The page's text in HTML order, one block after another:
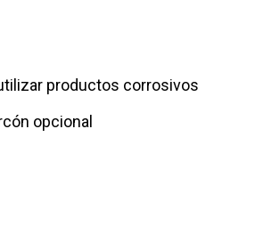
productos corrosivos
opcional